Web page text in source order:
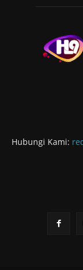
Hubungi Kami: